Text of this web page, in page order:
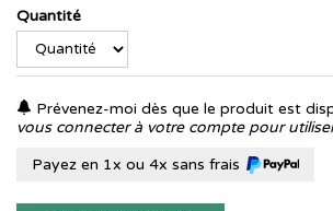
Quantité
Prévenez-moi dès que le produit est
vous connecter à votre compte pour
Payez en 1x ou 4x sans frais